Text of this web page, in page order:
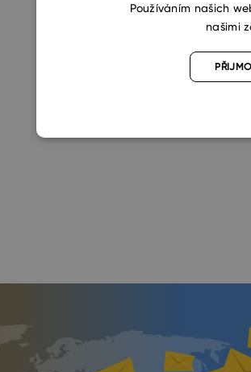
Používáním našich
našimi